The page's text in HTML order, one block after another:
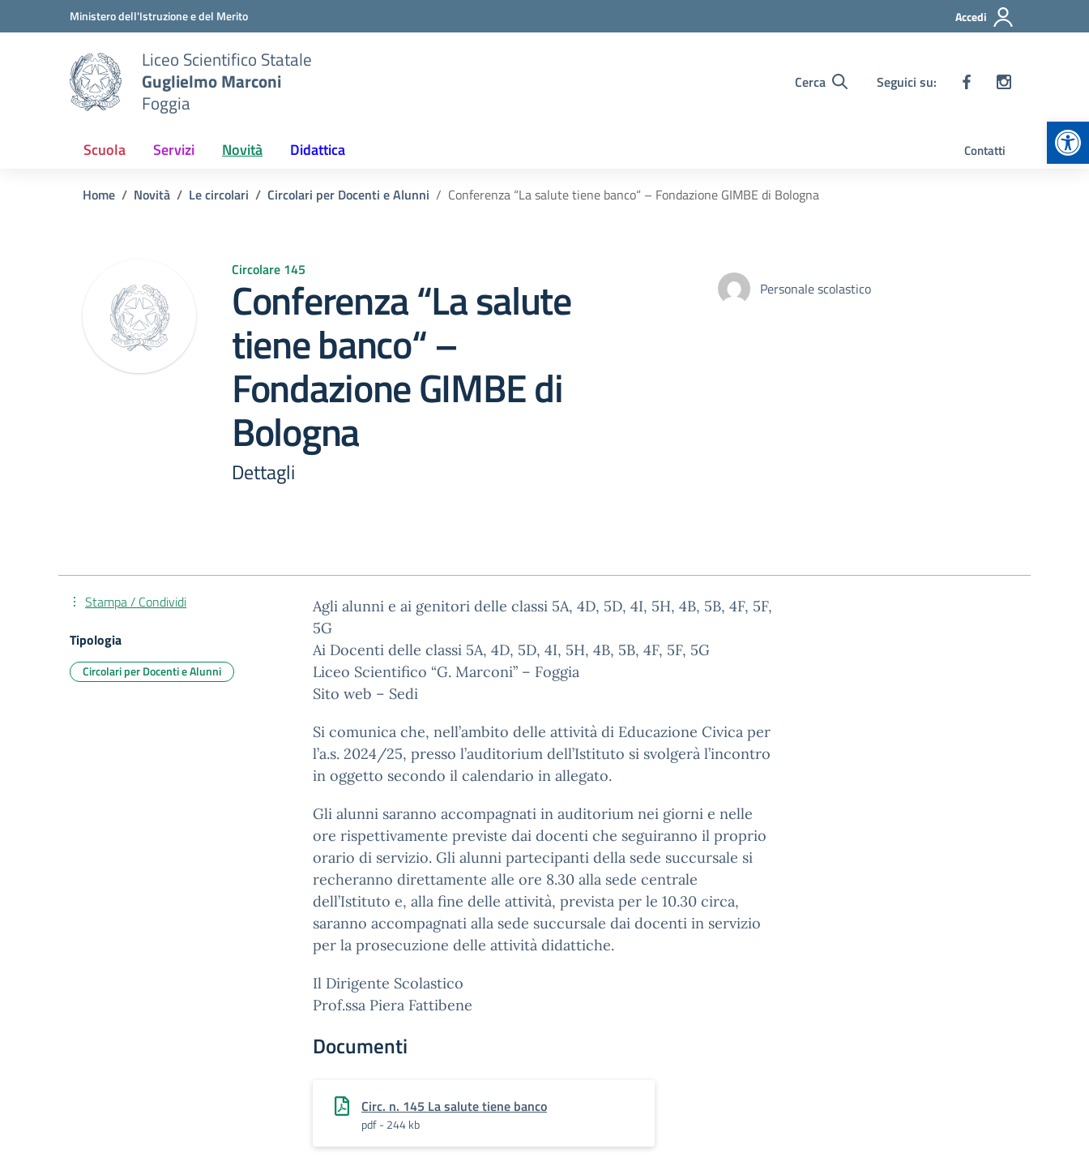
Vai ai contenuti
Vai al menu di navigazioneMinistero dell'Istruzione e del Merito Accedi
Liceo Scientifico Statale
Guglielmo Marconi
Foggia
Cerca Seguici su:
Scuola Servizi Novità Didattica Contatti
Home Novità Le circolari Circolari per Docenti e Alunni Conferenza “La salute tiene banco“ – Fondazione GIMBE di Bologna
Circolare 145
Conferenza “La salute
tiene banco“ –
Fondazione GIMBE di
Bologna
Dettagli
Personale scolastico
Agli alunni e ai genitori delle classi 5A, 4D, 5D, 4I, 5H, 4B, 5B, 4F, 5F,
5G
Ai Docenti delle classi 5A, 4D, 5D, 4I, 5H, 4B, 5B, 4F, 5F, 5G
Liceo Scientifico “G. Marconi” – Foggia
Sito web – Sedi
Si comunica che, nell’ambito delle attività di Educazione Civica per
l’a.s. 2024/25, presso l’auditorium dell’Istituto si svolgerà l’incontro
in oggetto secondo il calendario in allegato.
Gli alunni saranno accompagnati in auditorium nei giorni e nelle
ore rispettivamente previste dai docenti che seguiranno il proprio
orario di servizio. Gli alunni partecipanti della sede succursale si
recheranno direttamente alle ore 8.30 alla sede centrale
dell’Istituto e, alla fine delle attività, prevista per le 10.30 circa,
saranno accompagnati alla sede succursale dai docenti in servizio
per la prosecuzione delle attività didattiche.
Il Dirigente Scolastico
Prof.ssa Piera Fattibene
Documenti
Circ. n. 145 La salute tiene banco
pdf - 244 kb
Stampa / Condividi
Tipologia
Circolari per Docenti e Alunni